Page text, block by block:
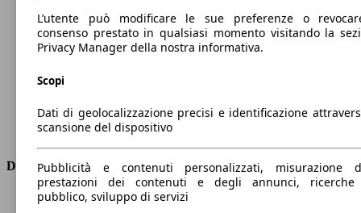
Numero di marce
8
Coppia
450 nm
Carburante
Trasmissione
Automatico
Tipo di trazione
trazione posteriore
Dimensioni
Lunghezza
4640 mm
L’utente può modificare le sue preferenze o
consenso prestato in qualsiasi momento visitando la
Privacy Manager della nostra informativa.
Scopi
Dati di geolocalizzazione precisi e identificazione
scansione del dispositivo
Pubblicità e contenuti personalizzati, misurazione
prestazioni dei contenuti e degli annunci,
pubblico, sviluppo di servizi